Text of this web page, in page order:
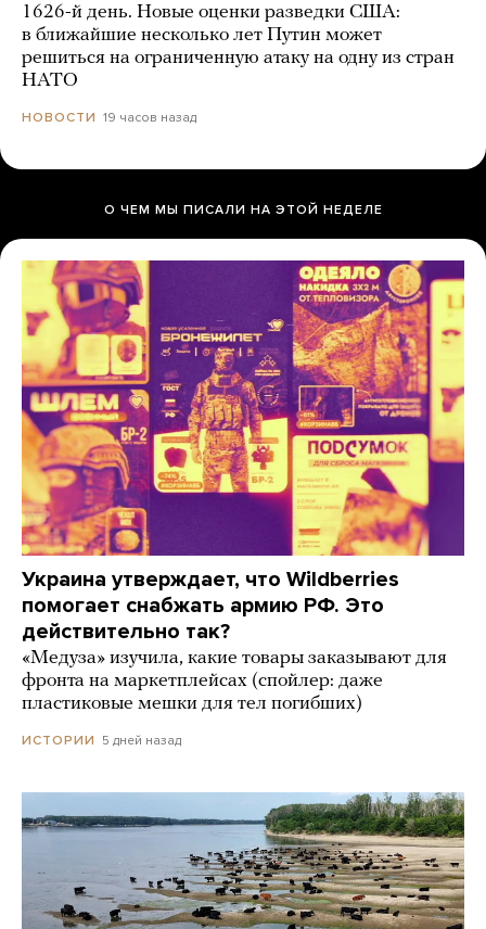
1626-й день. Новые оценки разведки США:
в ближайшие несколько лет Путин может
решиться на ограниченную атаку на одну из стран
НАТО
НОВОСТИ 19 часов назад
О ЧЕМ МЫ ПИСАЛИ НА ЭТОЙ НЕДЕЛЕ
Украина утверждает, что Wildberries
помогает снабжать армию РФ. Это
действительно так?
«Медуза» изучила, какие товары заказывают для
фронта на маркетплейсах (спойлер: даже
пластиковые мешки для тел погибших)
ИСТОРИИ 5 дней назад